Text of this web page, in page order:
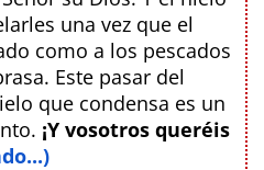
una vez que el
como a los pescados
Este pasar del
que condensa es un
¡Y vosotros queréis